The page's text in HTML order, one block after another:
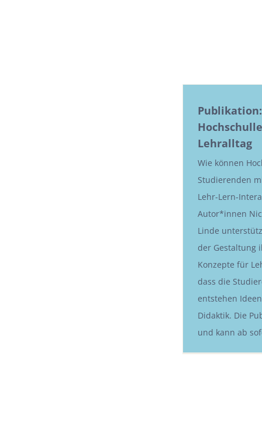
Lehralltag
Wie können
Studierenden
Lehr-Lern-
Autor*innen
Linde
der Gestaltung
Konzepte für
dass die
entstehen
Didaktik. Die
und kann ab